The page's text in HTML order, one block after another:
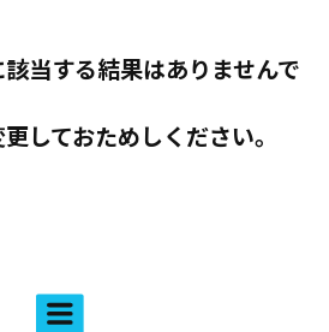
当する結果はありませんで
しておためしください。